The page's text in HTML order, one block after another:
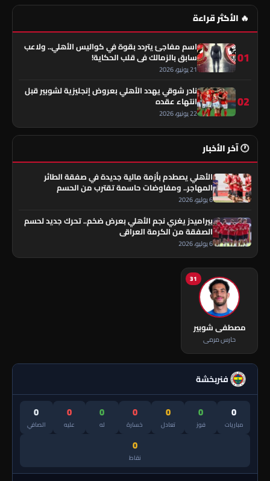
🔥 الأكثر قراءة
01
اسم مفاجئ يتردد بقوة في كواليس الأهلي.. ولاعب
سابق بالزمالك في قلب الحكاية!
21 يونيو، 2026
02
نادر شوقي يهدد الأهلي بعروض إنجليزية لشوبير قبل
انتهاء عقده
22 يونيو، 2026
🕐 آخر الأخبار
الأهلي يصطدم بأزمة مالية جديدة في صفقة الطائر
المهاجر.. ومفاوضات حاسمة تقترب من الحسم
6 يوليو، 2026
بيراميدز يغري نجم الأهلي بعرض ضخم.. تحرك جديد لحسم
الصفقة من الكرمة العراقي
6 يوليو، 2026
31
مصطفى شوبير
حارس مرمى
فنربخشة
0
مباريات
0
فوز
0
تعادل
0
خسارة
0
له
0
عليه
0
الصافي
0
نقاط